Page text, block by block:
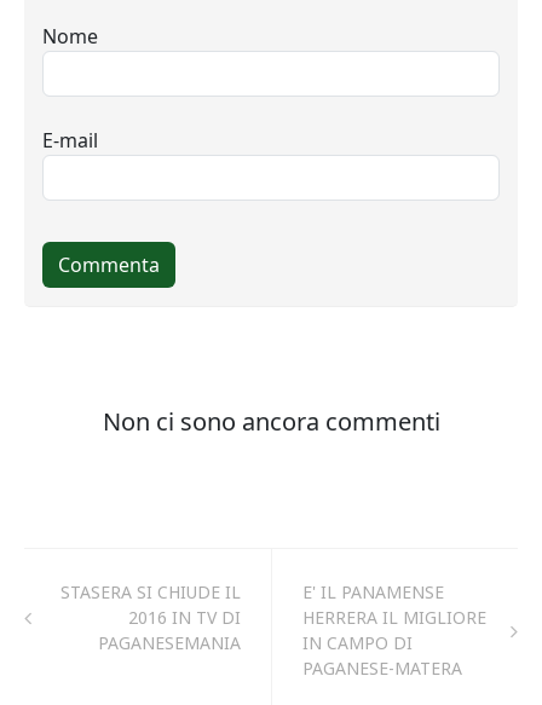
STASERA SI CHIUDE IL
2016 IN TV DI
PAGANESEMANIA
E' IL PANAMENSE
HERRERA IL MIGLIORE
IN CAMPO DI
PAGANESE-MATERA